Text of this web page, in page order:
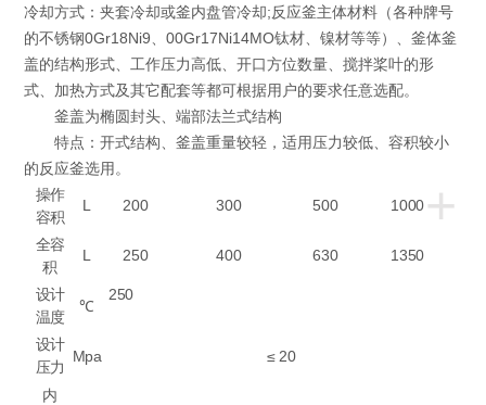
冷却方式：夹套冷却或釜内盘管冷却;反应釜主体材料（各种牌号
的不锈钢0Gr18Ni9、00Gr17Ni14MO钛材、镍材等等）、釜体釜
盖的结构形式、工作压力高低、开口方位数量、搅拌桨叶的形
式、加热方式及其它配套等都可根据用户的要求任意选配。
釜盖为椭圆封头、端部法兰式结构
特点：开式结构、釜盖重量较轻，适用压力较低、容积较小
的反应釜选用。
+
操作
容积
L 200 300 500 1000
全容
积
L 250 400 630 1350
设计
温度
℃
250
设计
压力
Mpa ≤ 20
内